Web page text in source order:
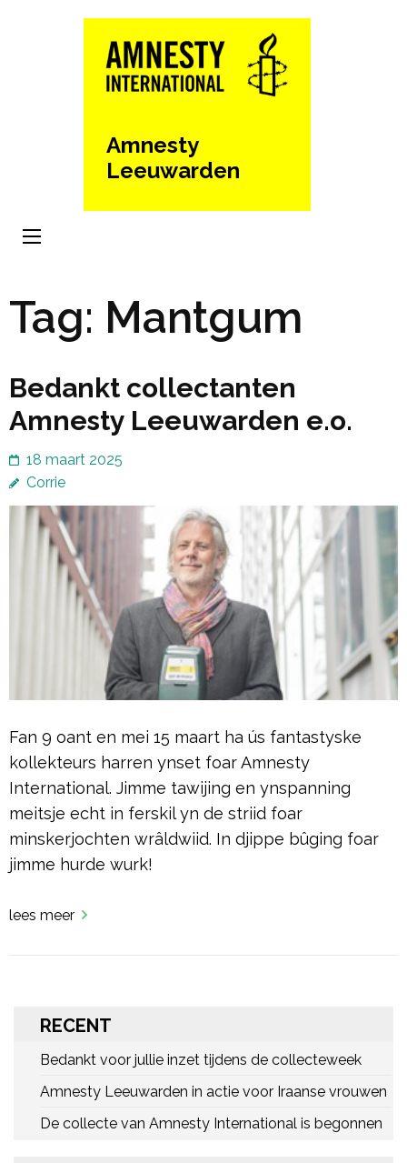
Amnesty
Leeuwarden
Tag: Mantgum
Bedankt collectanten
Amnesty Leeuwarden e.o.
18 maart 2025
Corrie
Fan 9 oant en mei 15 maart ha ús fantastyske
kollekteurs harren ynset foar Amnesty
International. Jimme tawijing en ynspanning
meitsje echt in ferskil yn de striid foar
minskerjochten wrâldwiid. In djippe bûging foar
jimme hurde wurk!
lees meer
RECENT
Bedankt voor jullie inzet tijdens de collecteweek
Amnesty Leeuwarden in actie voor Iraanse vrouwen
De collecte van Amnesty International is begonnen